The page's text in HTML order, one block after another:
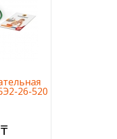
26-520